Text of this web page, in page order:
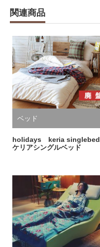
関連商品
ベッド
holidays keria singlebed
ケリアシングルベッド